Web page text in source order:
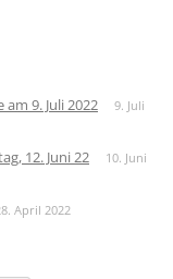
9. Juli 2022
9. Juli
12. Juni 22
10. Juni
April 2022